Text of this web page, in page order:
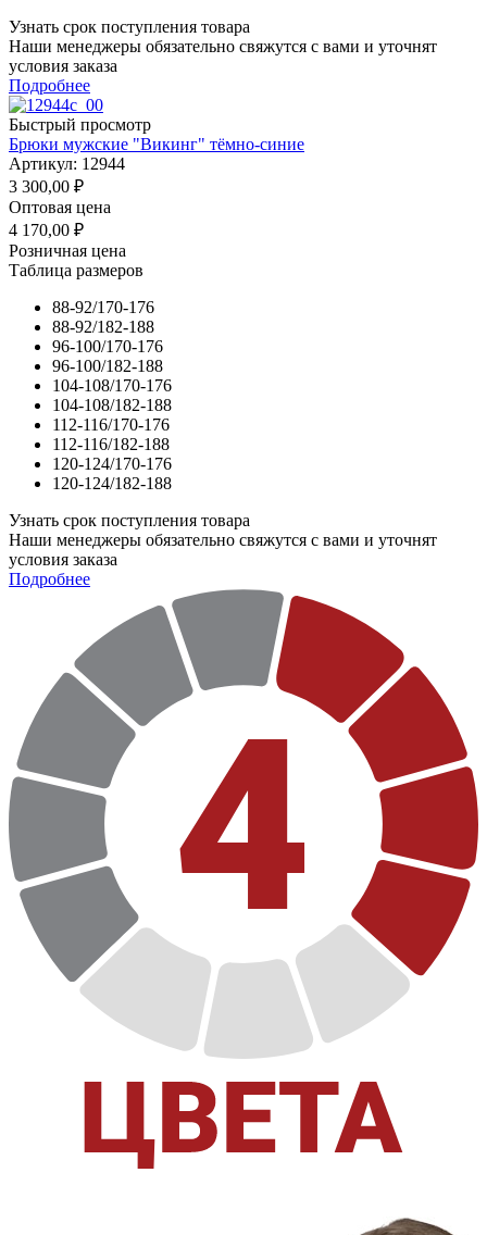
Узнать срок поступления товара
Наши менеджеры обязательно свяжутся с вами и уточнят
условия заказа
Подробнее
Быстрый просмотр
Брюки мужские "Викинг" тёмно-синие
Артикул: 12944
3 300,00 ₽
Оптовая цена
4 170,00 ₽
Розничная цена
Таблица размеров
88-92/170-176
88-92/182-188
96-100/170-176
96-100/182-188
104-108/170-176
104-108/182-188
112-116/170-176
112-116/182-188
120-124/170-176
120-124/182-188
Узнать срок поступления товара
Наши менеджеры обязательно свяжутся с вами и уточнят
условия заказа
Подробнее